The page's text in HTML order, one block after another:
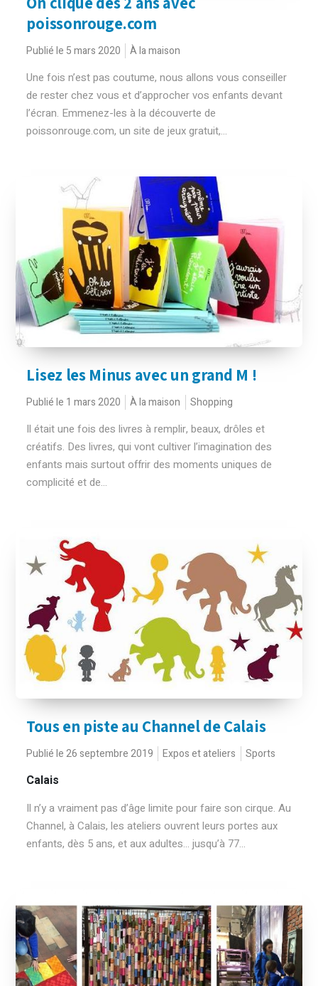
poissonrouge.com
Publié le 5 mars 2020 À la maison
Une fois n’est pas coutume, nous allons vous conseiller
de rester chez vous et d’approcher vos enfants devant
l’écran. Emmenez-les à la découverte de
poissonrouge.com, un site de jeux gratuit,...
Lisez les Minus avec un grand M !
Publié le 1 mars 2020 À la maison Shopping
Il était une fois des livres à remplir, beaux, drôles et
créatifs. Des livres, qui vont cultiver l’imagination des
enfants mais surtout offrir des moments uniques de
complicité et de...
Tous en piste au Channel de Calais
Publié le 26 septembre 2019 Expos et ateliers Sports
Calais
Il n’y a vraiment pas d’âge limite pour faire son cirque. Au
Channel, à Calais, les ateliers ouvrent leurs portes aux
enfants, dès 5 ans, et aux adultes… jusqu’à 77...